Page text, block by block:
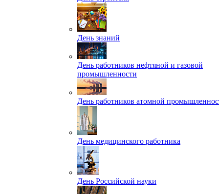
День знаний
День работников нефтяной и газовой
промышленности
День работников атомной
День медицинского работника
День Российской науки